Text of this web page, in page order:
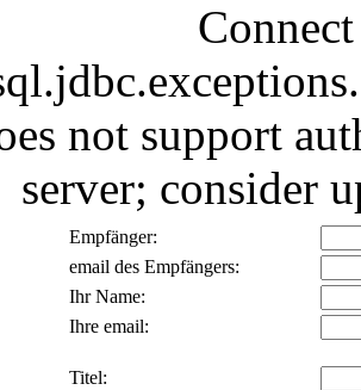
not support
server; consider
Empfänger:
email des Empfängers:
Ihr Name:
Ihre email:
Titel: